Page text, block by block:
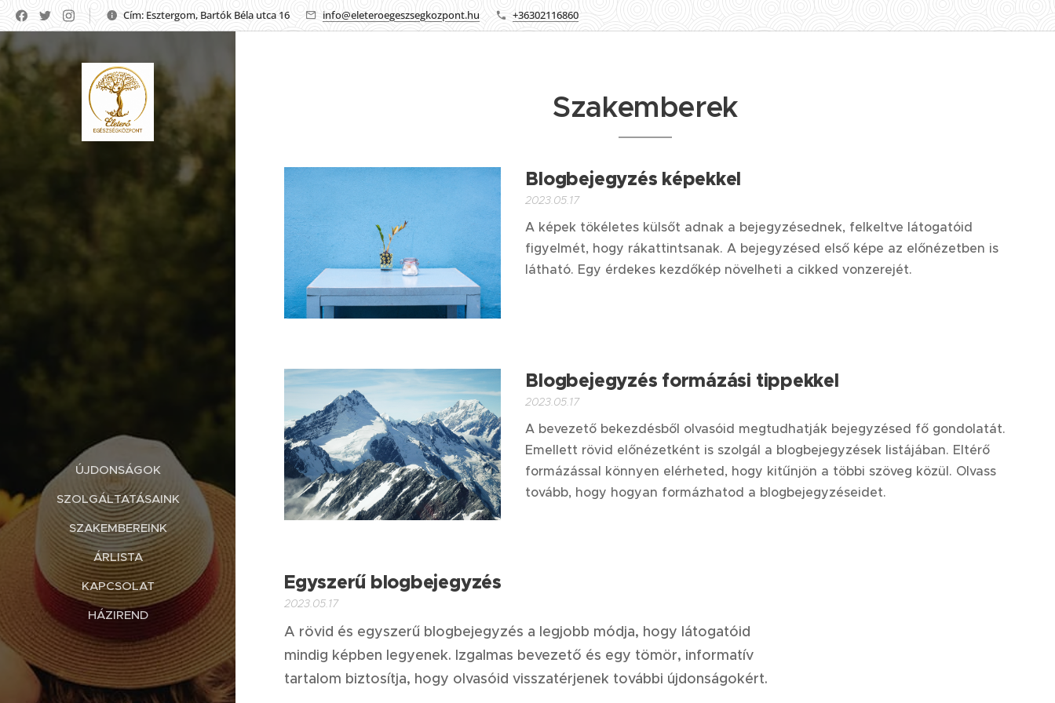
Cím: Esztergom, Bartók Béla utca 16 info@eleteroegeszsegkozpont.hu +36302116860
ÚJDONSÁGOK
SZOLGÁLTATÁSAINK
SZAKEMBEREINK
ÁRLISTA
KAPCSOLAT
HÁZIREND
Szakemberek
Blogbejegyzés képekkel
2023.05.17
A képek tökéletes külsőt adnak a bejegyzésednek, felkeltve látogatóid
figyelmét, hogy rákattintsanak. A bejegyzésed első képe az előnézetben is
látható. Egy érdekes kezdőkép növelheti a cikked vonzerejét.
Blogbejegyzés formázási tippekkel
2023.05.17
A bevezető bekezdésből olvasóid megtudhatják bejegyzésed fő gondolatát.
Emellett rövid előnézetként is szolgál a blogbejegyzések listájában. Eltérő
formázással könnyen elérheted, hogy kitűnjön a többi szöveg közül. Olvass
tovább, hogy hogyan formázhatod a blogbejegyzéseidet.
Egyszerű blogbejegyzés
2023.05.17
A rövid és egyszerű blogbejegyzés a legjobb módja, hogy látogatóid
mindig képben legyenek. Izgalmas bevezető és egy tömör, informatív
tartalom biztosítja, hogy olvasóid visszatérjenek további újdonságokért.